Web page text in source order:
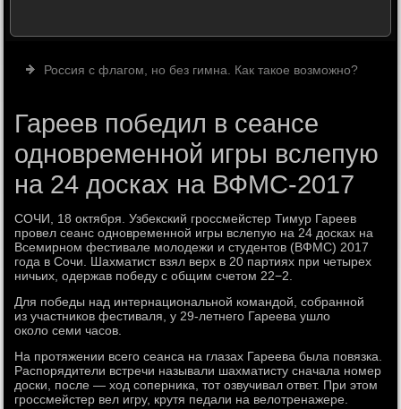
Россия с флагом, но без гимна. Как такое возможно?
Гареев победил в сеансе
одновременной игры вслепую
на 24 досках на ВФМС-2017
СОЧИ, 18 октября. Узбекский гроссмейстер Тимур Гареев
провел сеанс одновременной игры вслепую на 24 досках на
Всемирном фестивале молодежи и студентов (ВФМС) 2017
года в Сочи. Шахматист взял верх в 20 партиях при четырех
ничьих, одержав победу с общим счетом 22−2.
Для победы над интернациональной командой, собранной
из участников фестиваля, у 29-летнего Гареева ушло
около семи часов.
На протяжении всего сеанса на глазах Гареева была повязка.
Распорядители встречи называли шахматисту сначала номер
доски, после — ход соперника, тот озвучивал ответ. При этом
гроссмейстер вел игру, крутя педали на велотренажере.